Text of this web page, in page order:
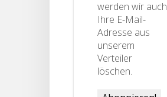
werden wir auch
Ihre E-Mail-
Adresse aus
unserem
Verteiler
löschen.